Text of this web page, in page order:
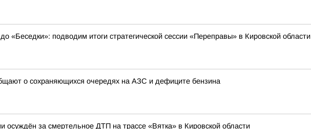
«Беседки»: подводим итоги стратегической сессии «Переправы» в Кировской области
о сохраняющихся очередях на АЗС и дефиците бензина
осуждён за смертельное ДТП на трассе «Вятка» в Кировской области